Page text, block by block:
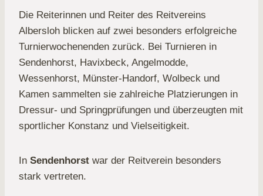
Die Reiterinnen und Reiter des Reitvereins
Albersloh blicken auf zwei besonders erfolgreiche
Turnierwochenenden zurück. Bei Turnieren in
Sendenhorst, Havixbeck, Angelmodde,
Wessenhorst, Münster-Handorf, Wolbeck und
Kamen sammelten sie zahlreiche Platzierungen in
Dressur- und Springprüfungen und überzeugten mit
sportlicher Konstanz und Vielseitigkeit.
In Sendenhorst war der Reitverein besonders
stark vertreten.